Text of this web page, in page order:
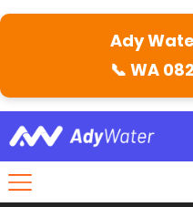
Ady
📞 WA